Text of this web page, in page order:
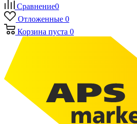
Сравнение0
Отложенные 0
Корзина пуста 0